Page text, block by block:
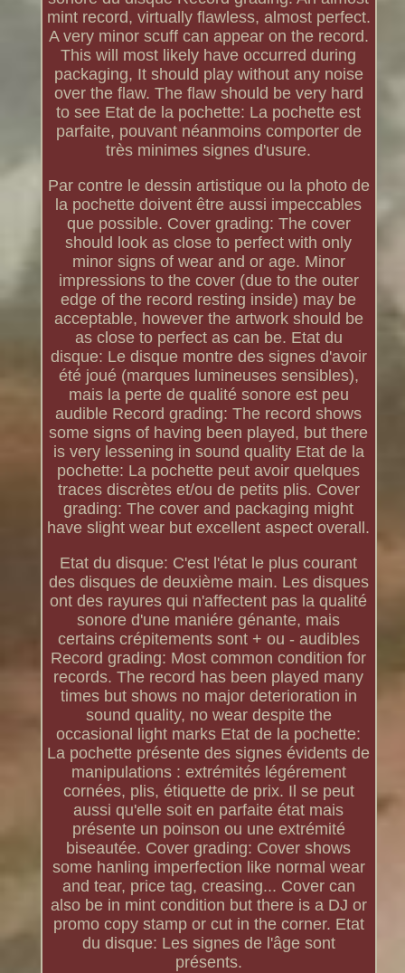
mint record, virtually flawless, almost perfect.
A very minor scuff can appear on the record.
This will most likely have occurred during
packaging, It should play without any noise
over the flaw. The flaw should be very hard
to see Etat de la pochette: La pochette est
parfaite, pouvant néanmoins comporter de
très minimes signes d'usure.
Par contre le dessin artistique ou la photo de
la pochette doivent être aussi impeccables
que possible. Cover grading: The cover
should look as close to perfect with only
minor signs of wear and or age. Minor
impressions to the cover (due to the outer
edge of the record resting inside) may be
acceptable, however the artwork should be
as close to perfect as can be. Etat du
disque: Le disque montre des signes d'avoir
été joué (marques lumineuses sensibles),
mais la perte de qualité sonore est peu
audible Record grading: The record shows
some signs of having been played, but there
is very lessening in sound quality Etat de la
pochette: La pochette peut avoir quelques
traces discrètes et/ou de petits plis. Cover
grading: The cover and packaging might
have slight wear but excellent aspect overall.
Etat du disque: C'est l'état le plus courant
des disques de deuxième main. Les disques
ont des rayures qui n'affectent pas la qualité
sonore d'une maniére génante, mais
certains crépitements sont + ou - audibles
Record grading: Most common condition for
records. The record has been played many
times but shows no major deterioration in
sound quality, no wear despite the
occasional light marks Etat de la pochette:
La pochette présente des signes évidents de
manipulations : extrémités légérement
cornées, plis, étiquette de prix. Il se peut
aussi qu'elle soit en parfaite état mais
présente un poinson ou une extrémité
biseautée. Cover grading: Cover shows
some hanling imperfection like normal wear
and tear, price tag, creasing... Cover can
also be in mint condition but there is a DJ or
promo copy stamp or cut in the corner. Etat
du disque: Les signes de l'âge sont
présents.